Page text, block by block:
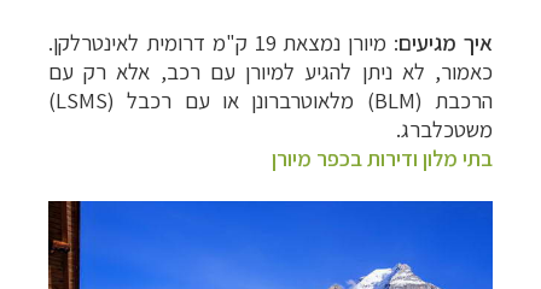
איך מגיעים
: מיורן נמצאת 19 ק"מ דרומית לאינטרלקן.
כאמור, לא ניתן להגיע למיורן עם רכב, אלא רק עם
הרכבת (BLM
)
מלאוטרברונן או עם רכבל (LSMS)
משטכלברג.
בתי מלון ודירות בכפר מיורן